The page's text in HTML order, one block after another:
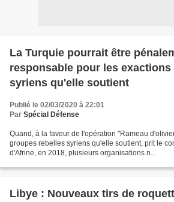
La Turquie pourrait être
responsable pour les exactions
syriens qu'elle soutient
Publié le 02/03/2020 à 22:01
Par Spécial Défense
Quand, à la faveur de l'opération "Rameau
groupes rebelles syriens qu'elle soutient, prit le
d'Afrine, en 2018, plusieurs organisations n...
Libye : Nouveaux tirs de